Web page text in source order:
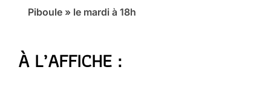
Piboule » le mardi à 18h
À L’AFFICHE :